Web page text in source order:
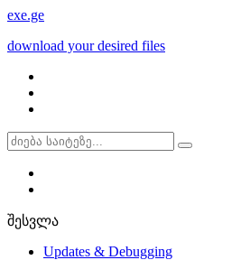
exe.ge
download your desired files
შესვლა
Updates & Debugging